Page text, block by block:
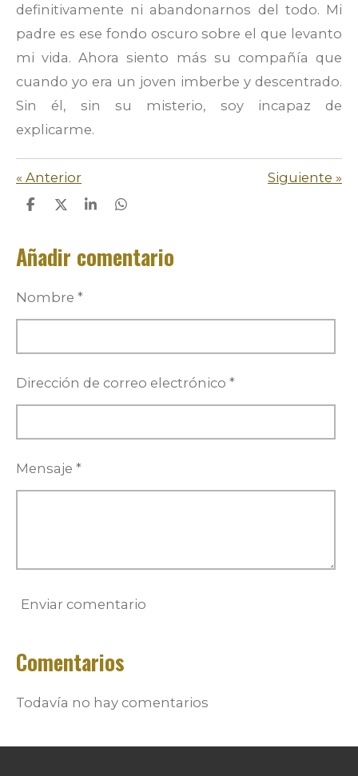
definitivamente ni abandonarnos del todo. Mi
padre es ese fondo oscuro sobre el que levanto
mi vida. Ahora siento más su compañía que
cuando yo era un joven imberbe y descentrado.
Sin él, sin su misterio, soy incapaz de
explicarme.
« Anterior Siguiente »
C
p
a
t
i
r
C
p
a
t
i
r
C
p
a
r
C
p
a
r
Añadir comentario
Nombre *
Dirección de correo electrónico *
Mensaje *
Enviar comentario
Comentarios
Todavía no hay comentarios